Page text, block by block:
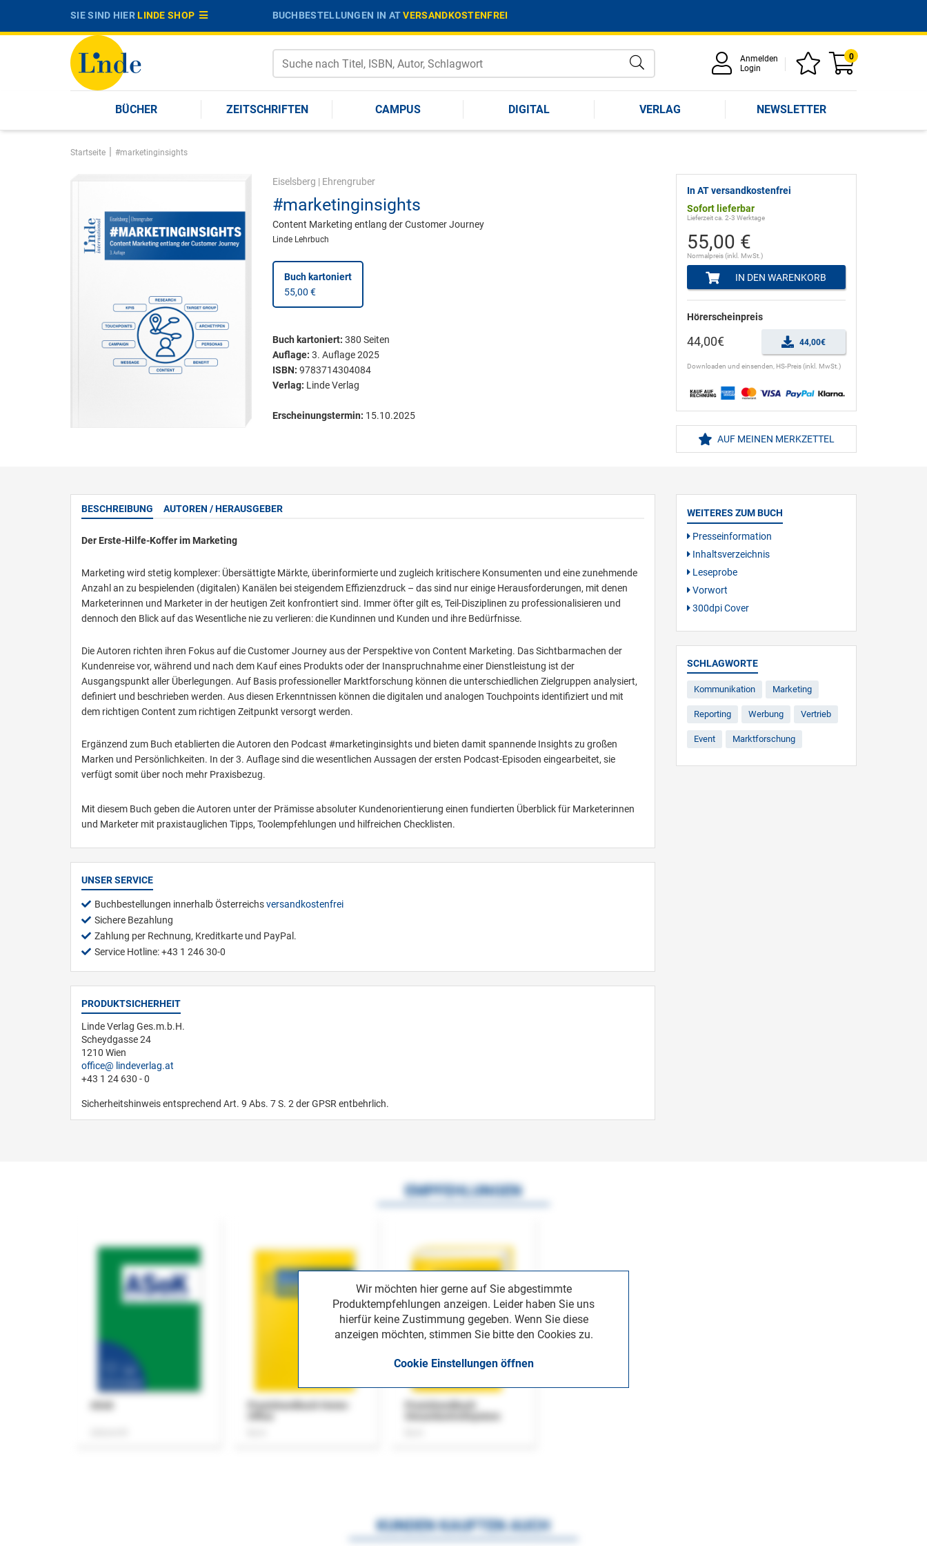
SIE SIND HIERLINDE SHOP BUCHBESTELLUNGEN IN ATVERSANDKOSTENFREI
Anmelden
Login
0
BÜCHER ZEITSCHRIFTEN CAMPUS DIGITAL VERLAG NEWSLETTER
Startseite | #marketinginsights
Eiselsberg | Ehrengruber
#marketinginsights
Content Marketing entlang der Customer Journey
Linde Lehrbuch
Buch kartoniert
55,00 €
Buch kartoniert: 380 Seiten
Auflage: 3. Auflage 2025
ISBN: 9783714304084
Verlag: Linde Verlag
Erscheinungstermin: 15.10.2025
In AT versandkostenfrei
Sofort lieferbar
Lieferzeit ca. 2-3 Werktage
55,00 €
Normalpreis (inkl. MwSt.)
IN DEN WARENKORB
Hörerscheinpreis
44,00€ 44,00€
Downloaden und einsenden, HS-Preis (inkl. MwSt.)
AUF MEINEN MERKZETTEL
BESCHREIBUNG AUTOREN / HERAUSGEBER
Der Erste-Hilfe-Koffer im Marketing
Marketing wird stetig komplexer: Übersättigte Märkte, überinformierte und zugleich kritischere Konsumenten und eine zunehmende
Anzahl an zu bespielenden (digitalen) Kanälen bei steigendem Effizienzdruck – das sind nur einige Herausforderungen, mit denen
Marketerinnen und Marketer in der heutigen Zeit konfrontiert sind. Immer öfter gilt es, Teil-Disziplinen zu professionalisieren und
dennoch den Blick auf das Wesentliche nie zu verlieren: die Kundinnen und Kunden und ihre Bedürfnisse.
Die Autoren richten ihren Fokus auf die Customer Journey aus der Perspektive von Content Marketing. Das Sichtbarmachen der
Kundenreise vor, während und nach dem Kauf eines Produkts oder der Inanspruchnahme einer Dienstleistung ist der
Ausgangspunkt aller Überlegungen. Auf Basis professioneller Marktforschung können die unterschiedlichen Zielgruppen analysiert,
definiert und beschrieben werden. Aus diesen Erkenntnissen können die digitalen und analogen Touchpoints identifiziert und mit
dem richtigen Content zum richtigen Zeitpunkt versorgt werden.
Ergänzend zum Buch etablierten die Autoren den Podcast #marketinginsights und bieten damit spannende Insights zu großen
Marken und Persönlichkeiten. In der 3. Auflage sind die wesentlichen Aussagen der ersten Podcast-Episoden eingearbeitet, sie
verfügt somit über noch mehr Praxisbezug.
Mit diesem Buch geben die Autoren unter der Prämisse absoluter Kundenorientierung einen fundierten Überblick für Marketerinnen
und Marketer mit praxistauglichen Tipps, Toolempfehlungen und hilfreichen Checklisten.
UNSER SERVICE
Buchbestellungen innerhalb Österreichsversandkostenfrei
Sichere Bezahlung
Zahlung per Rechnung, Kreditkarte und PayPal.
Service Hotline: +43 1 246 30-0
PRODUKTSICHERHEIT
Linde Verlag Ges.m.b.H.
Scheydgasse 24
1210 Wien
office
lindeverlag.at
+43 1 24 630 - 0
Sicherheitshinweis entsprechend Art. 9 Abs. 7 S. 2 der GPSR entbehrlich.
WEITERES ZUM BUCH
Presseinformation
Inhaltsverzeichnis
Leseprobe
Vorwort
300dpi Cover
SCHLAGWORTE
Kommunikation Marketing
Reporting Werbung Vertrieb
Event Marktforschung
Wir möchten hier gerne auf Sie abgestimmte
Produktempfehlungen anzeigen. Leider haben Sie uns
hierfür keine Zustimmung gegeben. Wenn Sie diese
anzeigen möchten, stimmen Sie bitte den Cookies zu.
Cookie Einstellungen öffnen
EMPFEHLUNGEN
Praxishandbuch Home-
Praxishandbuch
KUNDEN KAUFTEN AUCH